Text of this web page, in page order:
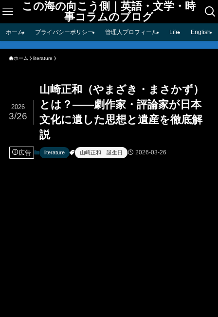
この海の向こう側｜英語・文学・時
事コラムのブログ
ホーム プライバシーポリシー 管理人プロフィール Life English
ホーム literature
山崎正和（やまざき・まさかず）
とは？――劇作家・評論家が日本
文化に遺した思想と遺産を徹底解
説
2026
3/26
広告 literature 山崎正和 誕生日 2026-03-26